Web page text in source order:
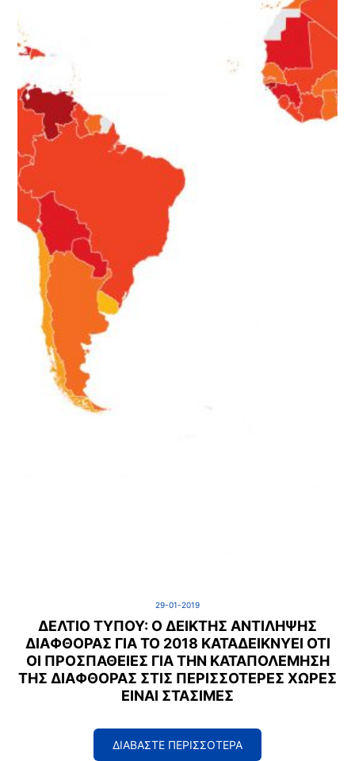
29-01-2019
ΔΕΛΤΙΟ ΤΥΠΟΥ: O ΔΕΊΚΤΗΣ ΑΝΤΊΛΗΨΗΣ
ΔΙΑΦΘΟΡΆΣ ΓΙΑ ΤΟ 2018 ΚΑΤΑΔΕΙΚΝΎΕΙ ΌΤΙ
ΟΙ ΠΡΟΣΠΆΘΕΙΕΣ ΓΙΑ ΤΗΝ ΚΑΤΑΠΟΛΈΜΗΣΗ
ΤΗΣ ΔΙΑΦΘΟΡΆΣ ΣΤΙΣ ΠΕΡΙΣΣΌΤΕΡΕΣ ΧΏΡΕΣ
ΕΊΝΑΙ ΣΤΆΣΙΜΕΣ
ΔΙΑΒΑΣΤΕ ΠΕΡΙΣΣΟΤΕΡΑ